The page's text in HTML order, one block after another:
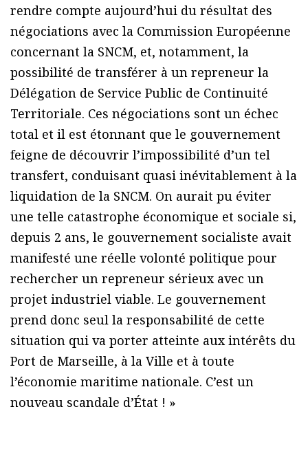
rendre compte aujourd’hui du résultat des
négociations avec la Commission Européenne
concernant la SNCM, et, notamment, la
possibilité de transférer à un repreneur la
Délégation de Service Public de Continuité
Territoriale. Ces négociations sont un échec
total et il est étonnant que le gouvernement
feigne de découvrir l’impossibilité d’un tel
transfert, conduisant quasi inévitablement à la
liquidation de la SNCM. On aurait pu éviter
une telle catastrophe économique et sociale si,
depuis 2 ans, le gouvernement socialiste avait
manifesté une réelle volonté politique pour
rechercher un repreneur sérieux avec un
projet industriel viable. Le gouvernement
prend donc seul la responsabilité de cette
situation qui va porter atteinte aux intérêts du
Port de Marseille, à la Ville et à toute
l’économie maritime nationale. C’est un
nouveau scandale d’État ! »